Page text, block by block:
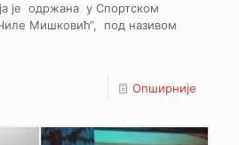
је одржана у Спортском
Мишковић“, под називом
Опширније